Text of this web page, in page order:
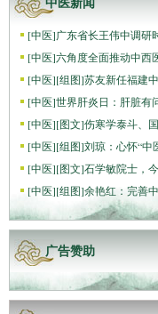
中医新闻
[中医]广东省长王伟中调研
[中医]六角度全面推动中西
[中医][组图]苏友新任福建
[中医]世界肝炎日：肝脏有
[中医][图文]伤寒学泰斗、
[中医][组图]刘琼：心怀“中
[中医][图文]石学敏院士，
[中医][组图]​余艳红：完善中
广告赞助